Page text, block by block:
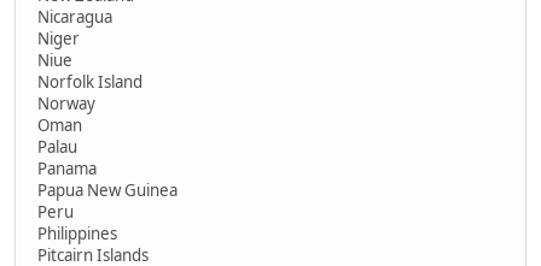
Nicaragua
Niger
Niue
Norfolk Island
Norway
Oman
Palau
Panama
Papua New Guinea
Peru
Philippines
Pitcairn Islands